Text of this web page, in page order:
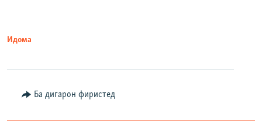
Идома
Ба дигарон фиристед